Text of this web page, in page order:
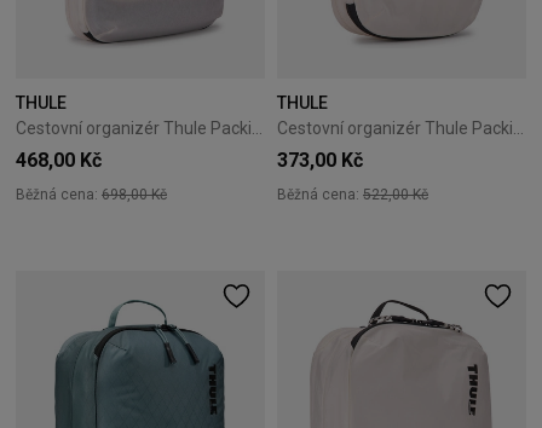
THULE
468,00 Kč
Běžná cena: 698,00 Kč
THULE
373,00 Kč
Běžná cena: 522,00 Kč